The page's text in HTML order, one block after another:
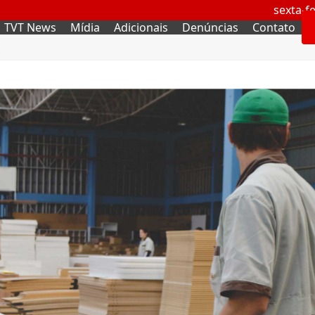
sexta-
TVT News Mídia Adicionais Denúncias Contato